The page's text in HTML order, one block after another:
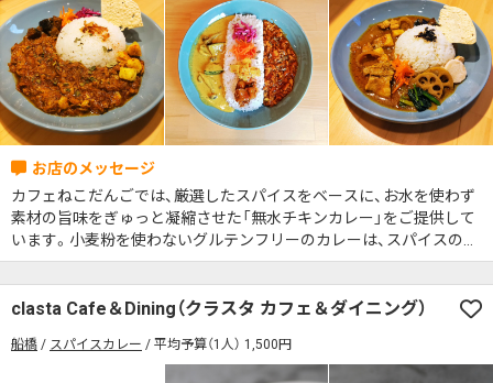
モーニングあり ランチあり 夜10時以降も営業
年中無休 5名以上の団体歓迎 テイクアウトOK
デリバリー対応 禁煙席のみ 喫煙席あり
カウンター席あり テーブル席あり テラス席あり
テラス席ペット可 子連れ・赤ちゃんOK
カレー専門店 辛さが選べるお店
キッズメニューあり ポイント貯まる・使える
カード決済可 電子マネー決済可
#本日のカレー見た！で特典あり
席の予約可 駅から徒歩5分以内
無料駐車場あり 1人でも入りやすいお店
モーニングあり ランチあり 夜10時以降も営業
年中無休 5名以上の団体歓迎 テイクアウトOK
デリバリー対応
カウンター席あり テーブル席あり テラス席あり
テラス席ペット可 子連れ・赤ちゃんOK
電子マネー決済可
カフェねこだんごでは、厳選したスパイスをベースに、お水を使わず
素材の旨味をぎゅっと凝縮させた「無水チキンカレー」をご提供して
います。小麦粉を使わないグルテンフリーのカレーは、スパイスの奥
深い香りと素材本来の甘み・コクが絶妙に調和した、毎日でも食べた
くなる優しい味わいです。 カレーのほかにも、こだわり食感の米粉ス
イーツなど、体に嬉しいメニ ューをご用意。また、店内には保護猫た
ご利用のお客様は無料でそっと見守りながら癒やしの時間をお過ご
いいただけます。 美味しいカレーと愛らしい猫たちに、ぜひ会いに来
clasta Cafe＆Dining（クラスタ カフェ＆ダイニング）
船橋 スパイスカレー 平均予算（1人） 1,500円